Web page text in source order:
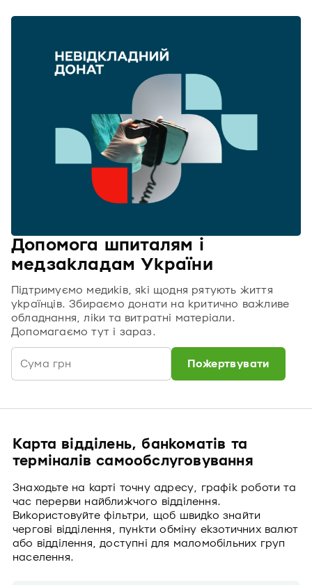
Допомога шпиталям і
медзакладам України
Підтримуємо медиків, які щодня рятують життя
українців. Збираємо донати на критично важливе
обладнання, ліки та витратні матеріали.
Допомагаємо тут і зараз.
Пожертвувати
Карта відділень, банкоматів та
терміналів самообслуговування
Знаходьте на карті точну адресу, графік роботи та
час перерви найближчого відділення.
Використовуйте фільтри, щоб швидко знайти
чергові відділення, пункти обміну екзотичних валют
або відділення, доступні для маломобільних груп
населення.